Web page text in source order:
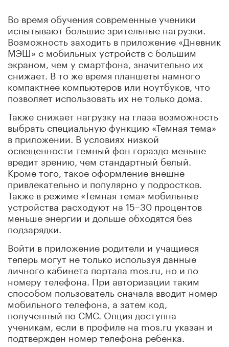
Во время обучения современные ученики
испытывают большие зрительные нагрузки.
Возможность заходить в приложение «Дневник
МЭШ» с мобильных устройств с большим
экраном, чем у смартфона, значительно их
снижает. В то же время планшеты намного
компактнее компьютеров или ноутбуков, что
позволяет использовать их не только дома.
Также снижает нагрузку на глаза возможность
выбрать специальную функцию «Темная тема»
в приложении. В условиях низкой
освещенности темный фон гораздо меньше
вредит зрению, чем стандартный белый.
Кроме того, такое оформление внешне
привлекательно и популярно у подростков.
Также в режиме «Темная тема» мобильные
устройства расходуют на 15–30 процентов
меньше энергии и дольше обходятся без
подзарядки.
Войти в приложение родители и учащиеся
теперь могут не только используя данные
личного кабинета портала mos.ru, но и по
номеру телефона. При авторизации таким
способом пользователь сначала вводит номер
мобильного телефона, а затем код,
полученный по СМС. Опция доступна
ученикам, если в профиле на mos.ru указан и
подтвержден номер телефона ребенка.